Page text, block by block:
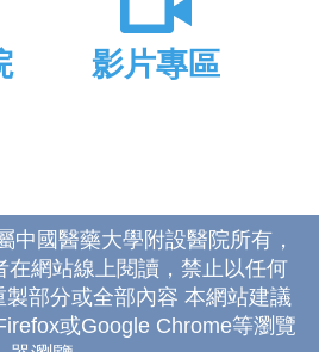
影片專區
中國醫藥大學附設醫院所有，
在網站線上閱讀，禁止以任何
部分或全部內容 本網站建議
或Google Chrome等瀏覽